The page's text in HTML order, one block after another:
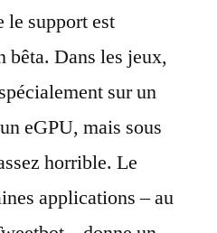
le support est
bêta. Dans les jeux,
sur un
eGPU, mais sous
horrible. Le
applications – au